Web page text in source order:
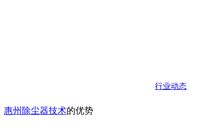
行业动态
惠州 除尘器技术的优势